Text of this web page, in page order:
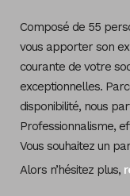
Composé de 55
vous apporter son
courante de votre
exceptionnelles.
disponibilité, nous
Professionnalisme,
Vous souhaitez un
Alors n’hésitez plus,